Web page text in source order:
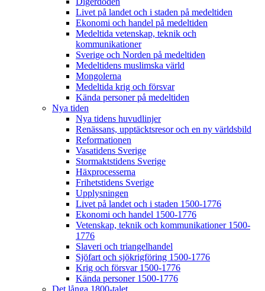
Livet på landet och i staden på medeltiden
Ekonomi och handel på medeltiden
Medeltida vetenskap, teknik och
kommunikationer
Sverige och Norden på medeltiden
Medeltidens muslimska värld
Mongolerna
Medeltida krig och försvar
Kända personer på medeltiden
Nya tiden
Nya tidens huvudlinjer
Renässans, upptäcktsresor och en ny världsbild
Reformationen
Vasatidens Sverige
Stormaktstidens Sverige
Häxprocesserna
Frihetstidens Sverige
Upplysningen
Livet på landet och i staden 1500-1776
Ekonomi och handel 1500-1776
Vetenskap, teknik och kommunikationer 1500-
1776
Slaveri och triangelhandel
Sjöfart och sjökrigföring 1500-1776
Krig och försvar 1500-1776
Kända personer 1500-1776
Det långa 1800-talet